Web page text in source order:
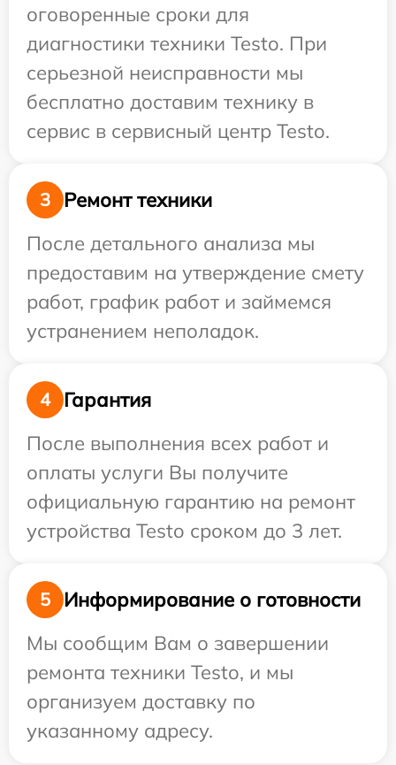
оговоренные сроки для
диагностики техники Testo. При
серьезной неисправности мы
бесплатно доставим технику в
сервис в сервисный центр Testo.
3
Ремонт техники
После детального анализа мы
предоставим на утверждение смету
работ, график работ и займемся
устранением неполадок.
4
Гарантия
После выполнения всех работ и
оплаты услуги Вы получите
официальную гарантию на ремонт
устройства Testo сроком до 3 лет.
5
Информирование о готовности
Мы сообщим Вам о завершении
ремонта техники Testo, и мы
организуем доставку по
указанному адресу.